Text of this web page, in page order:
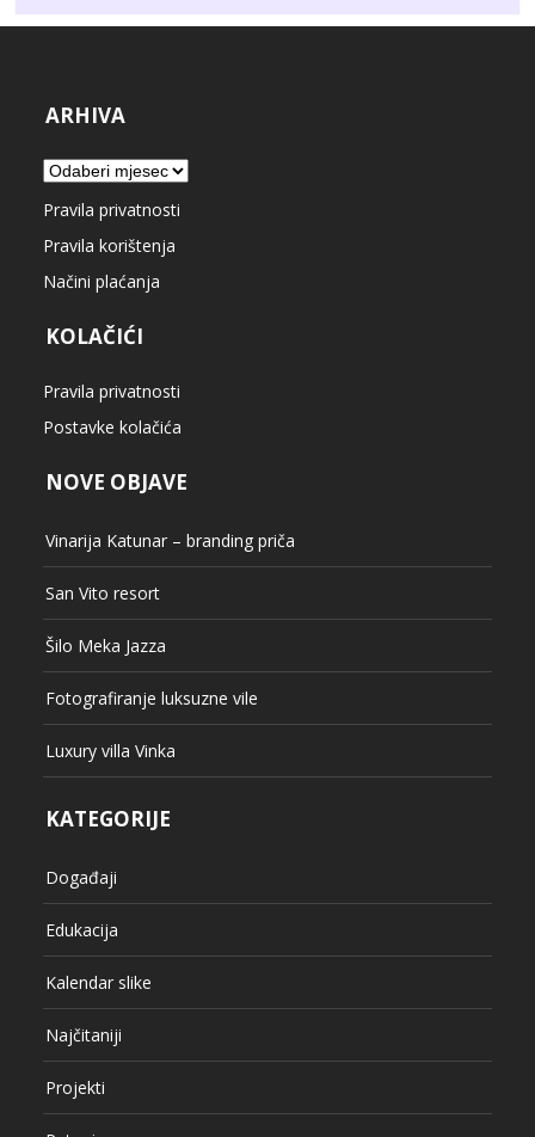
ARHIVA
Arhiva
Pravila privatnosti
Pravila korištenja
Načini plaćanja
KOLAČIĆI
Pravila privatnosti
Postavke kolačića
NOVE OBJAVE
Vinarija Katunar – branding priča
San Vito resort
Šilo Meka Jazza
Fotografiranje luksuzne vile
Luxury villa Vinka
KATEGORIJE
Događaji
Edukacija
Kalendar slike
Najčitaniji
Projekti